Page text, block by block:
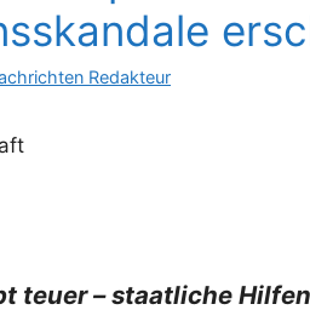
Redakteur
teuer – staatliche